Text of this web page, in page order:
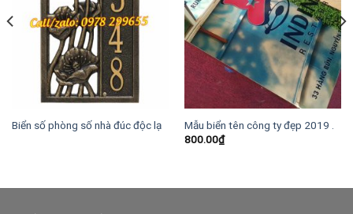
Biển số phòng số nhà đúc độc lạ
Mẫu biển tên công ty đẹp 2019 .
800.00₫